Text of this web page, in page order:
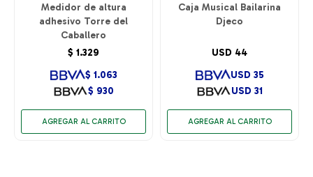
Medidor de altura
adhesivo Torre del
Caballero
$ 1.329
$ 930
$ 1.063
Caja Musical Bailarina
Djeco
USD 44
USD 31
USD 35